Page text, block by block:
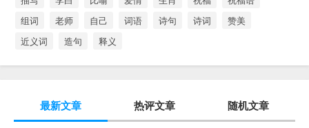
组词
老师 自己 词语 诗句 诗词
赞美
近义词
造句 释义
最新文章 热评文章 随机文章